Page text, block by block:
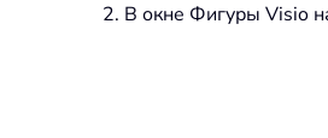
2. В окне Фигуры Visio